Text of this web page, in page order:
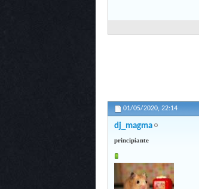
01/05/2020, 22:14
dj_magma
principiante